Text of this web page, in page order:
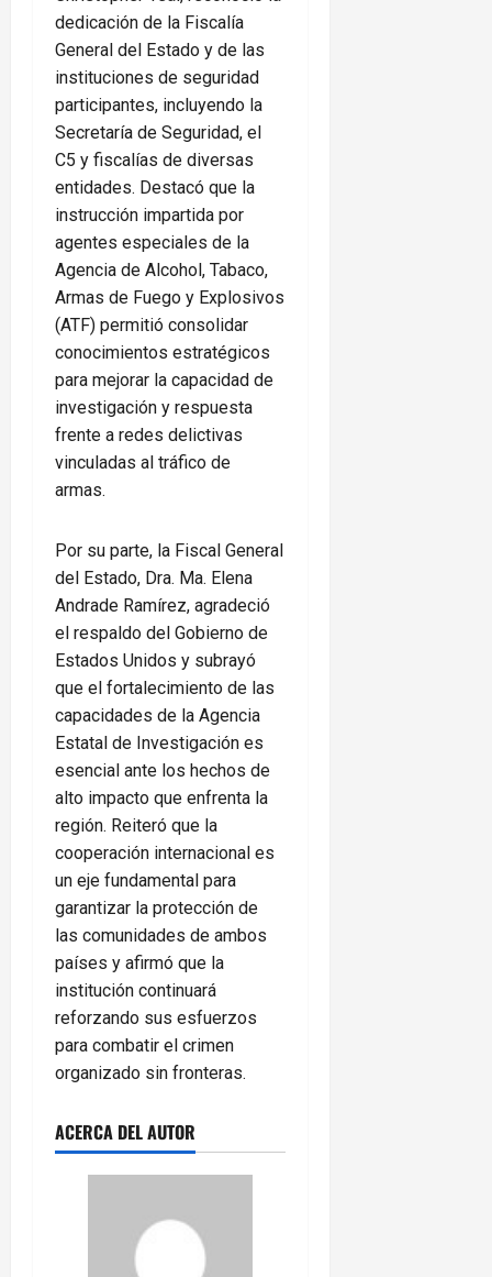
dedicación de la Fiscalía
General del Estado y de las
instituciones de seguridad
participantes, incluyendo la
Secretaría de Seguridad, el
C5 y fiscalías de diversas
entidades. Destacó que la
instrucción impartida por
agentes especiales de la
Agencia de Alcohol, Tabaco,
Armas de Fuego y Explosivos
(ATF) permitió consolidar
conocimientos estratégicos
para mejorar la capacidad de
investigación y respuesta
frente a redes delictivas
vinculadas al tráfico de
armas.
Por su parte, la Fiscal General
del Estado, Dra. Ma. Elena
Andrade Ramírez, agradeció
el respaldo del Gobierno de
Estados Unidos y subrayó
que el fortalecimiento de las
capacidades de la Agencia
Estatal de Investigación es
esencial ante los hechos de
alto impacto que enfrenta la
región. Reiteró que la
cooperación internacional es
un eje fundamental para
garantizar la protección de
las comunidades de ambos
países y afirmó que la
institución continuará
reforzando sus esfuerzos
para combatir el crimen
organizado sin fronteras.
ACERCA DEL AUTOR